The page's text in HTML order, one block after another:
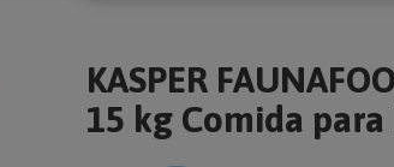
KASPER
15 kg Comida